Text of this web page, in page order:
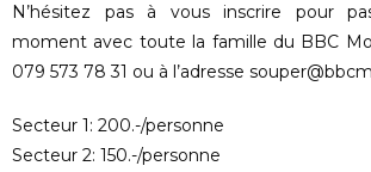
N’hésitez pas à vous inscrire pour
moment avec toute la famille du BBC
079 573 78 31 ou à l’adresse
Secteur 1: 200.-/personne
Secteur 2: 150.-/personne